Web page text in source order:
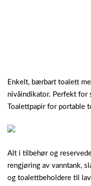
Enkelt, bærbart toalett
nivåindikator. Perfekt for
Toalettpapir for portable
Alt i tilbehør og
rengjøring av vanntank,
og toalettbeholdere til